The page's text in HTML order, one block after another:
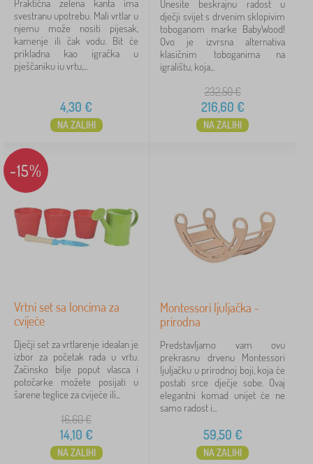
Praktična zelena kanta ima
svestranu upotrebu. Mali vrtlar u
njemu može nositi pijesak,
kamenje ili čak vodu. Bit će
prikladna kao igračka u
pješčaniku iu vrtu,...
4,30 €
NA ZALIHI
Unesite beskrajnu radost u
dječji svijet s drvenim sklopivim
toboganom marke BabyWood!
Ovo je izvrsna alternativa
klasičnim toboganima na
igralištu, koja...
232,50€
216,60 €
NA ZALIHI
-15%
Vrtni set sa loncima za
cvijeće
Dječji set za vrtlarenje idealan je
izbor za početak rada u vrtu.
Začinsko bilje poput vlasca i
potočarke možete posijati u
šarene teglice za cvijeće ili...
16,60€
14,10 €
NA ZALIHI
Montessori ljuljačka -
prirodna
Predstavljamo vam ovu
prekrasnu drvenu Montessori
ljuljačku u prirodnoj boji, koja će
postati srce dječje sobe. Ovaj
elegantni komad unijet će ne
samo radost i...
59,50 €
NA ZALIHI